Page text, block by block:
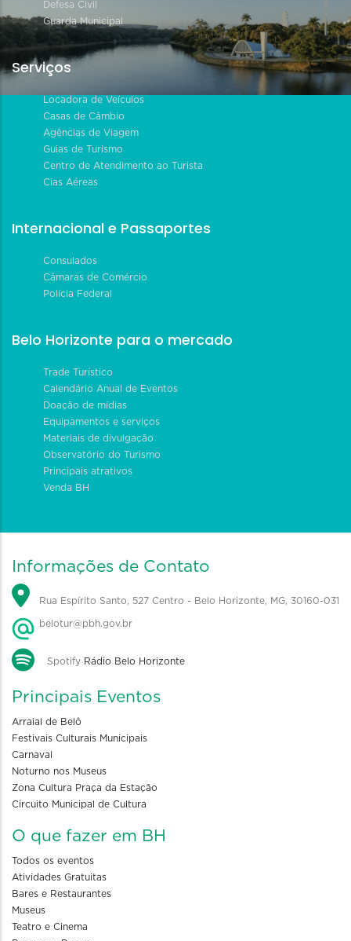
Defesa Civil
Guarda Municipal
Serviços
Locadora de Veículos
Casas de Câmbio
Agências de Viagem
Guias de Turismo
Centro de Atendimento ao Turista
Cias Aéreas
Internacional e Passaportes
Consulados
Câmaras de Comércio
Polícia Federal
Belo Horizonte para o mercado
Trade Turístico
Calendário Anual de Eventos
Doação de mídias
Equipamentos e serviços
Materiais de divulgação
Observatório do Turismo
Principais atrativos
Venda BH
Informações de Contato
Rua Espírito Santo, 527 Centro - Belo Horizonte, MG, 30160-031
belotur@pbh.gov.br
Spotify Rádio Belo Horizonte
Principais Eventos
Arraial de Belô
Festivais Culturais Municipais
Carnaval
Noturno nos Museus
Zona Cultura Praça da Estação
Circuito Municipal de Cultura
O que fazer em BH
Todos os eventos
Atividades Gratuitas
Bares e Restaurantes
Museus
Teatro e Cinema